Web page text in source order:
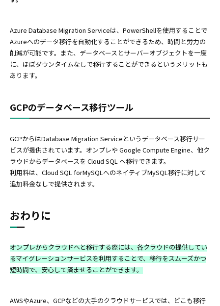
Azure Database Migration Serviceは、PowerShellを使用することで
Azureへのデータ移行を自動化することができるため、時間と労力の
削減が可能です。また、データベースとサーバーオブジェクトを一度
に、ほぼダウンタイムなしで移行することができるというメリットも
あります。
GCPのデータベース移行ツール
GCPからはDatabase Migration Serviceというデータベース移行サー
ビスが提供されています。オンプレや Google Compute Engine、他ク
ラウドからデータベースを Cloud SQL へ移行できます。
利用料は、Cloud SQL forMySQLへのネイティブMySQL移行に対して
追加料金なしで提供されます。
おわりに
オンプレからクラウドへと移行する際には、各クラウドの提供してい
るマイグレーションサービスを利用することで、移行をスムーズかつ
短時間で、安心して済ませることができます。
AWSやAzure、GCPなどの大手のクラウドサービスでは、どこも移行